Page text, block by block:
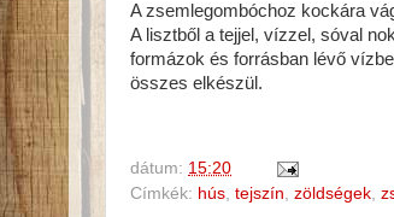
A zsemlegombóchoz kockára
A lisztből a tejjel, vízzel, sóval
formázok és forrásban lévő
összes elkészül.
dátum: 15:20
Címkék: hús tejszín zöldségek